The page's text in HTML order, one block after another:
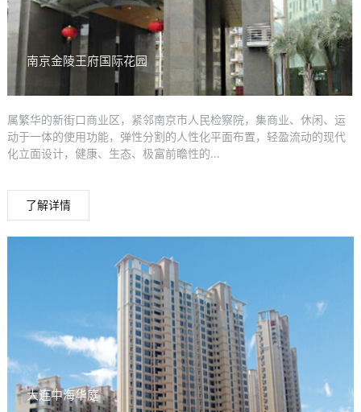
南京金陵王府国际花园
属繁华的新街口商业区，紧邻南京市人民检察院，集商业、休闲、运
动于一体的使用功能，弹性分割的人性化平面布置，轻盈流动的现代
化立面设计，健康、生态、极富前瞻性的...
了解详情
大连中海华庭